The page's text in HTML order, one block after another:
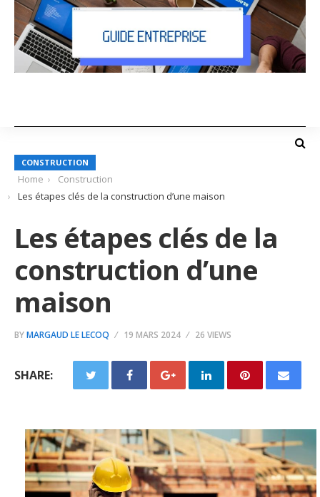
CONSTRUCTION
Home
Construction
Les étapes clés de la construction d’une maison
Les étapes clés de la
construction d’une
maison
BYMARGAUD LE LECOQ 19 MARS 2024 26 VIEWS
SHARE: